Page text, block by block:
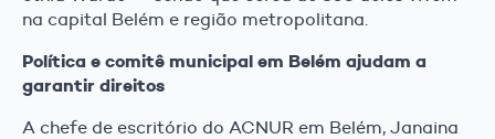
na capital Belém e região metropolitana.
Política e comitê municipal em Belém ajudam a
garantir direitos
A chefe de escritório do ACNUR em Belém, Janaina